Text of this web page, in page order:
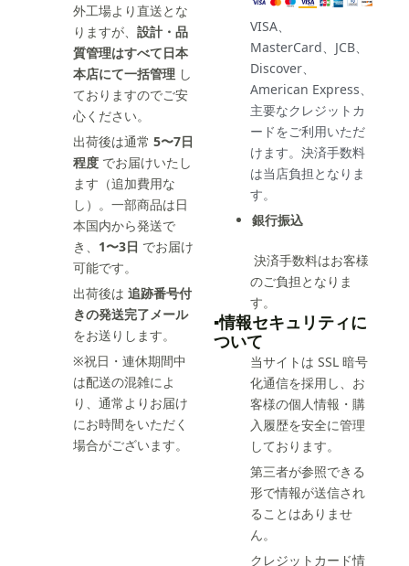
外工場より直送とな
りますが、 設計・品
質管理はすべて日本
本店にて一括管理 し
ておりますのでご安
心ください。
出荷後は通常 5〜7日
程度 でお届けいたし
ます（追加費用な
し）。一部商品は日
本国内から発送で
き、 1〜3日 でお届け
可能です。
出荷後は 追跡番号付
きの発送完了メール
をお送りします。
※祝日・連休期間中
は配送の混雑によ
り、通常よりお届け
にお時間をいただく
場合がございます。
VISA、
MasterCard、JCB、
Discover、
American Express、
主要なクレジットカ
ードをご利用いただ
けます。決済手数料
は当店負担となりま
す。
銀行振込
決済手数料はお客様
のご負担となりま
す。
▪️情報セキュリティに
ついて
当サイトは SSL 暗号
化通信を採用し、お
客様の個人情報・購
入履歴を安全に管理
しております。
第三者が参照できる
形で情報が送信され
ることはありませ
ん。
クレジットカード情